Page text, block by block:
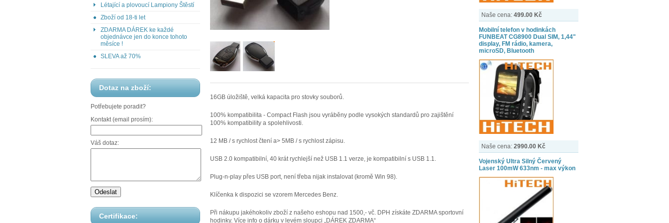
Létající a plovoucí Lampiony Štěstí
Zboží od 18-ti let
ZDARMA DÁREK ke každé
objednávce jen do konce tohoto
měsíce !
SLEVA až 70%
Dotaz na zboží:
Potřebujete poradit?
Kontakt (email prosím):
Váš dotaz:
Certifikace:
16GB úložiště, velká kapacita pro stovky souborů.
100% kompatibilita - Compact Flash jsou vyráběny podle vysokých standardů pro zajištění
100% kompatibility a spolehlivosti.
12 MB / s rychlost čtení a> 5MB / s rychlost zápisu.
USB 2.0 kompatibilní, 40 krát rychlejší než USB 1.1 verze, je kompatibilní s USB 1.1.
Plug-n-play přes USB port, není třeba nijak instalovat (kromě Win 98).
Klíčenka k dispozici se vzorem Mercedes Benz.
Při nákupu jakéhokoliv zboží z našeho eshopu nad 1500,- vč. DPH získáte ZDARMA sportovní
hodinky. Více info o dárku v levém sloupci „DÁREK ZDARMA“
Naše cena: 499.00 Kč
Mobilní telefon v hodinkách
FUNBEAT CG8900 Dual SIM, 1,44"
display, FM rádio, kamera,
microSD, Bluetooth
Naše cena: 2990.00 Kč
Vojenský Ultra Silný Červený
Laser 100mW 633nm - max výkon